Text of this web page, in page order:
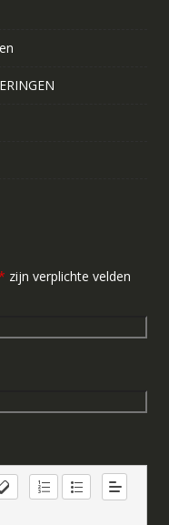
zijn verplichte velden